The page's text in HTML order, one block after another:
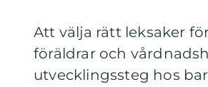
Att välja rätt leksaker
föräldrar och
utvecklingssteg hos